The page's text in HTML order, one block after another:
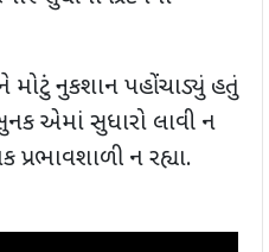
મોટું નુકશાન પહોંચાડ્યું હતું
એમાં સુધારો લાવી ન
ન રહ્યા.